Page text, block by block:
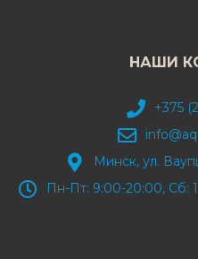
НАШИ
+375
Минск, ул.
Пн-Пт: 9:00-20:00, Сб: